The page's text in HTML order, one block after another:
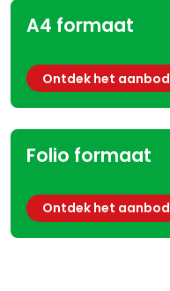
A4 formaat
Ontdek het aanbod
Folio formaat
Ontdek het aanbod